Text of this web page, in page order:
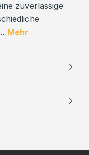
zuverlässige
Mehr